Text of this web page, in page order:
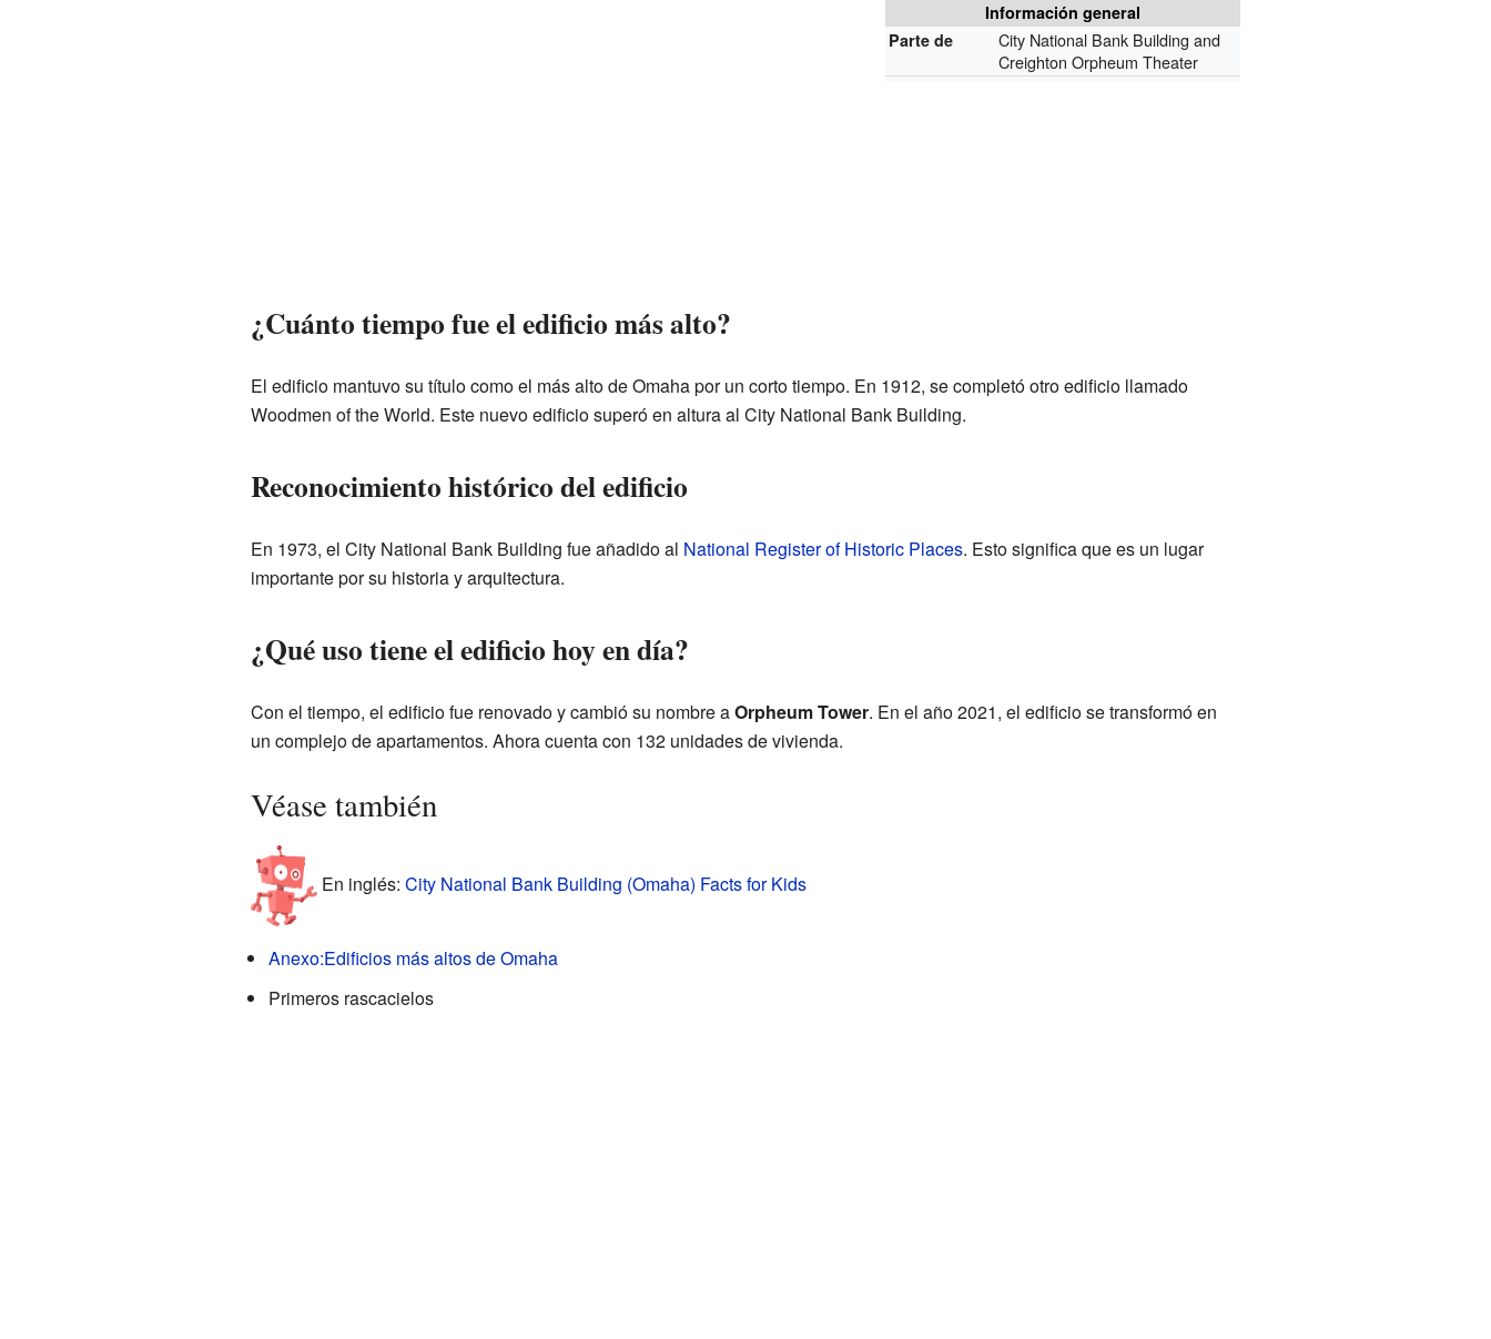
Información general
Parte de
City National Bank Building and
Creighton Orpheum Theater
¿Cuánto tiempo fue el edificio más alto?
El edificio mantuvo su título como el más alto de Omaha por un corto tiempo. En 1912, se completó otro edificio llamado
Woodmen of the World. Este nuevo edificio superó en altura al City National Bank Building.
Reconocimiento histórico del edificio
En 1973, el City National Bank Building fue añadido al National Register of Historic Places. Esto significa que es un lugar
importante por su historia y arquitectura.
¿Qué uso tiene el edificio hoy en día?
Con el tiempo, el edificio fue renovado y cambió su nombre aOrpheum Tower. En el año 2021, el edificio se transformó en
un complejo de apartamentos. Ahora cuenta con 132 unidades de vivienda.
Véase también
En inglés: City National Bank Building (Omaha) Facts for Kids
Anexo:Edificios más altos de Omaha
Primeros rascacielos